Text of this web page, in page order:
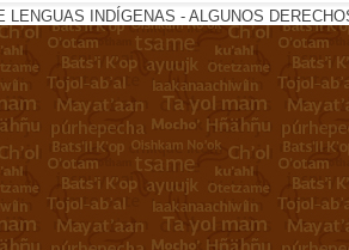
LENGUAS INDÍGENAS - ALGUNOS